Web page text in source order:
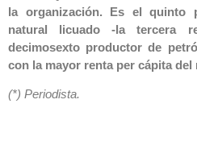
la organización. Es el quinto
natural licuado -la tercera
decimosexto productor de
con la mayor renta per cápita del
(*) Periodista.